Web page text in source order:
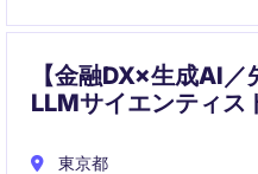
【金融DX×生成AI／
LLMサイエンティス
東京都